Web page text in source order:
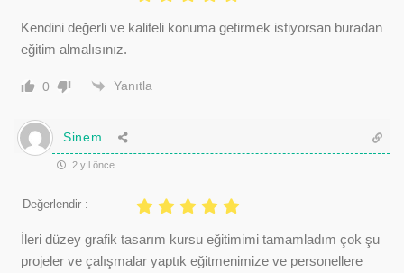
Kendini değerli ve kaliteli konuma getirmek istiyorsan buradan
eğitim almalısınız.
0 Yanıtla
Sinem
2 yıl önce
Değerlendir :
İleri düzey grafik tasarım kursu eğitimimi tamamladım çok şu
projeler ve çalışmalar yaptık eğitmenimize ve personellere